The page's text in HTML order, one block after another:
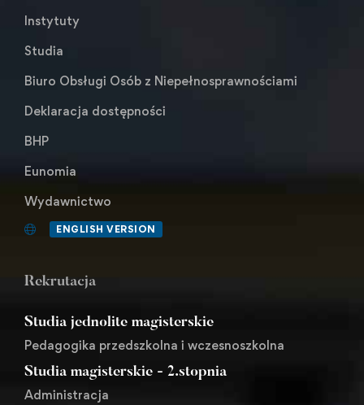
Instytuty
Studia
Biuro Obsługi Osób z Niepełnosprawnościami
Deklaracja dostępności
BHP
Eunomia
Wydawnictwo
ENGLISH VERSION
Rekrutacja
Studia jednolite magisterskie
Pedagogika przedszkolna i wczesnoszkolna
Studia magisterskie - 2.stopnia
Administracja